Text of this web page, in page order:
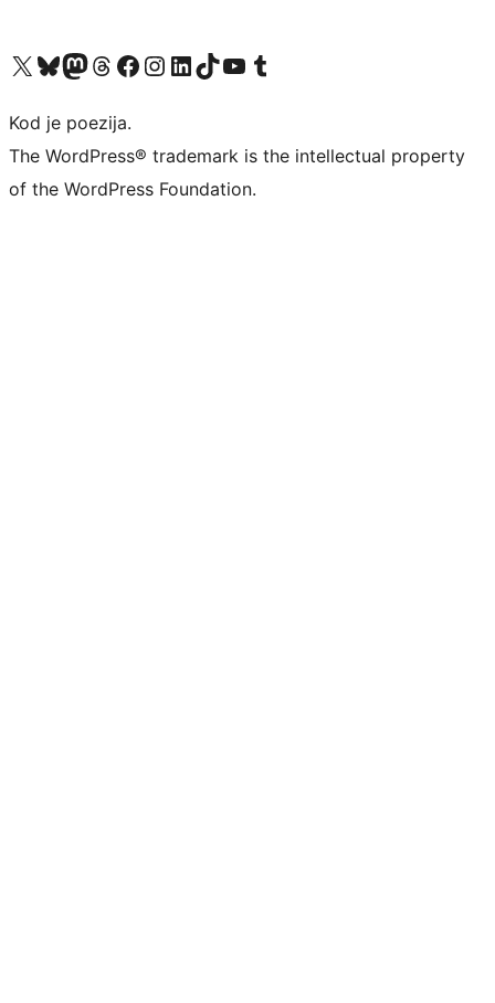
Visit our X (formerly Twitter) account
Visit our Bluesky account
Visit our Mastodon account
Visit our Threads account
Visit our Facebook page
Visit our Instagram account
Visit our LinkedIn account
Visit our TikTok account
Visit our YouTube channel
Visit our Tumblr account
Kod je poezija.
The WordPress® trademark is the intellectual property
of the WordPress Foundation.